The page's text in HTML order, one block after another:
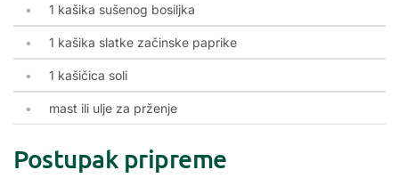
1 kašika sušenog bosiljka
1 kašika slatke začinske paprike
1 kašičica soli
mast ili ulje za prženje
Postupak pripreme